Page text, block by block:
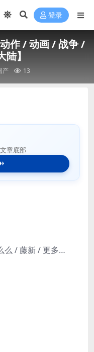
登录
作 / 动画 / 战争 /
】
产 13
章底部
么 / 藤新 / 更多…